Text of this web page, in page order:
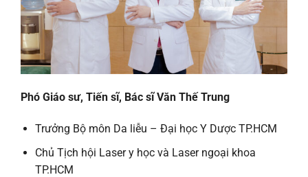
Phó Giáo sư, Tiến sĩ, Bác sĩ Văn Thế Trung
Trưởng Bộ môn Da liễu – Đại học Y Dược TP.HCM
Chủ Tịch hội Laser y học và Laser ngoại khoa
TP.HCM